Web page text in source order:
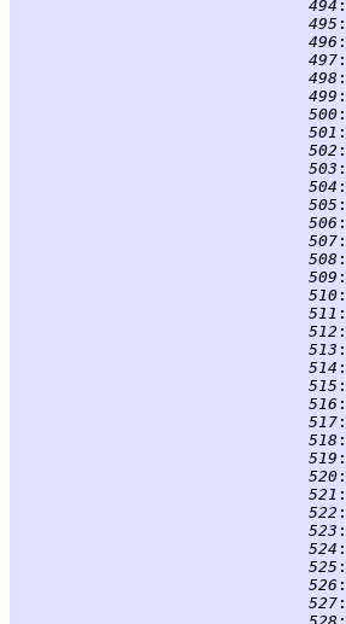
494 :
495 :
496 :
497 :
498 :
499 :
500 :
501 :
502 :
503 :
504 :
505 :
506 :
507 :
508 :
509 :
510 :
511 :
512 :
513 :
514 :
515 :
516 :
517 :
518 :
519 :
520 :
521 :
522 :
523 :
524 :
525 :
526 :
527 :